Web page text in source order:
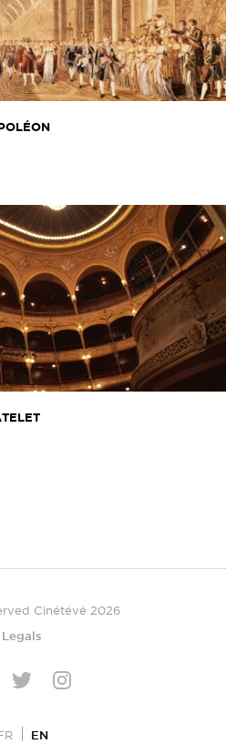
Cinétévé 2026
Legals
EN